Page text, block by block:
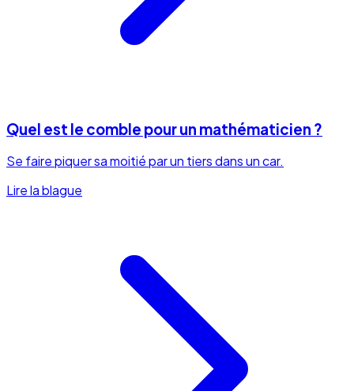
Quel est le comble pour un mathématicien ?
Se faire piquer sa moitié par un tiers dans un car.
Lire la blague